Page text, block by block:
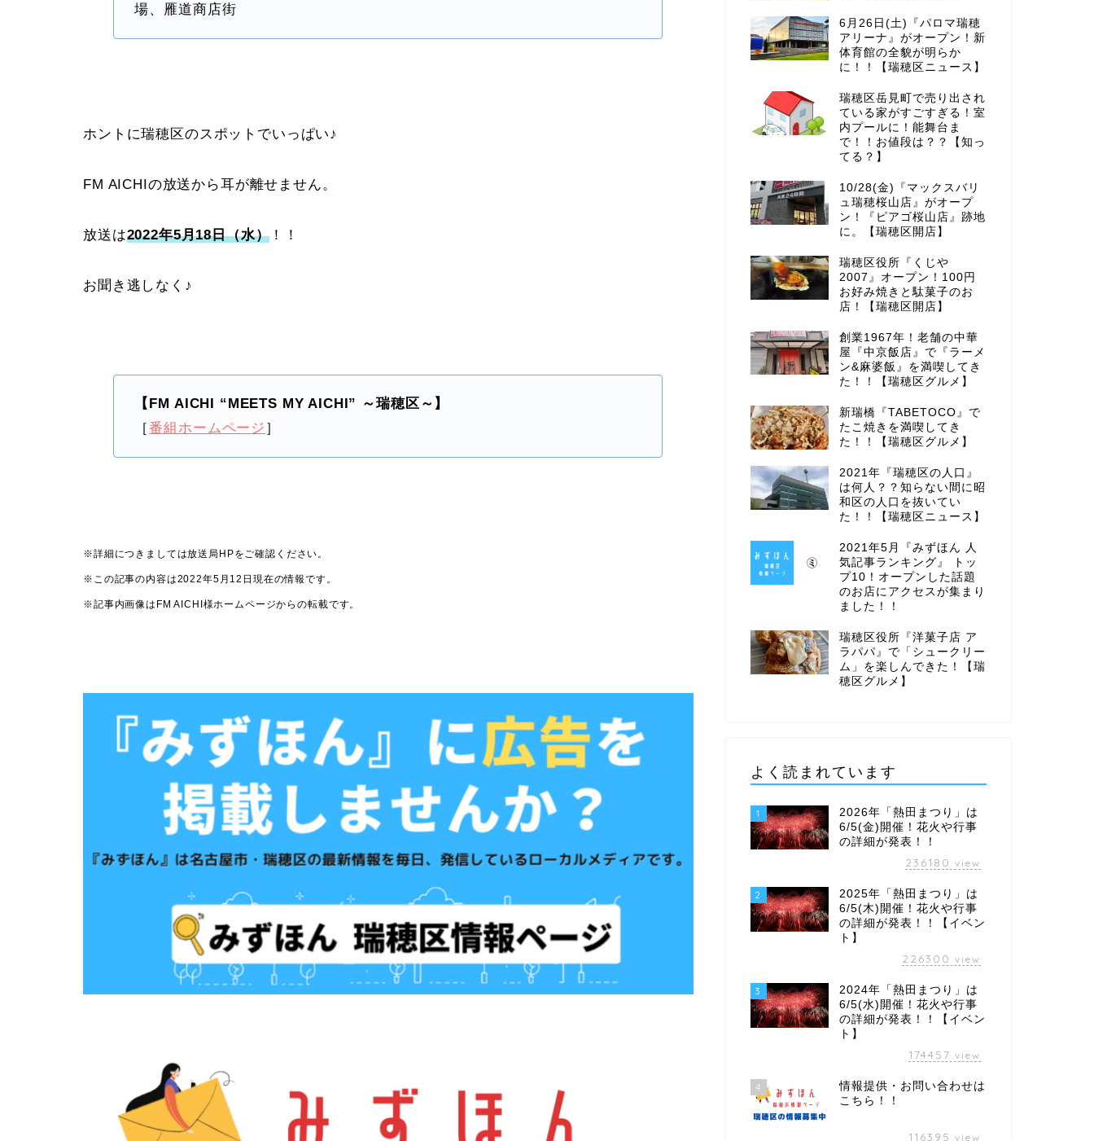
場、雁道商店街
ホントに瑞穂区のスポットでいっぱい♪
FM AICHIの放送から耳が離せません。
放送は2022年5月18日（水） ！！
お聞き逃しなく♪
【FM AICHI “MEETS MY AICHI” ～瑞穂区～】
［番組ホームページ ］
※詳細につきましては放送局HPをご確認ください。
※この記事の内容は2022年5月12日現在の情報です。
※記事内画像はFM AICHI様ホームページからの転載です。
6月26日(土)『パロマ瑞穂
アリーナ』がオープン！新
体育館の全貌が明らか
に！！【瑞穂区ニュース】
瑞穂区岳見町で売り出され
ている家がすごすぎる！室
内プールに！能舞台ま
で！！お値段は？？【知っ
てる？】
10/28(金)『マックスバリ
ュ瑞穂桜山店』がオープ
ン！『ピアゴ桜山店』跡地
に。【瑞穂区開店】
瑞穂区役所『くじや
2007』オープン！100円
お好み焼きと駄菓子のお
店！【瑞穂区開店】
創業1967年！老舗の中華
屋『中京飯店』で『ラーメ
ン&麻婆飯』を満喫してき
た！！【瑞穂区グルメ】
新瑞橋『TABETOCO』で
たこ焼きを満喫してき
た！！【瑞穂区グルメ】
2021年『瑞穂区の人口』
は何人？？知らない間に昭
和区の人口を抜いてい
た！！【瑞穂区ニュース】
2021年5月『みずほん 人
気記事ランキング』 トッ
プ10！オープンした話題
のお店にアクセスが集まり
ました！！
瑞穂区役所『洋菓子店 ア
ラパパ』で「シュークリー
ム」を楽しんできた！【瑞
穂区グルメ】
よく読まれています
1
2026年「熱田まつり」は
6/5(金)開催！花火や行事
の詳細が発表！！
236180 view
2
2025年「熱田まつり」は
6/5(木)開催！花火や行事
の詳細が発表！！【イベン
ト】
226300 view
3
2024年「熱田まつり」は
6/5(水)開催！花火や行事
の詳細が発表！！【イベン
ト】
174457 view
4
情報提供・お問い合わせは
こちら！！
116395 view